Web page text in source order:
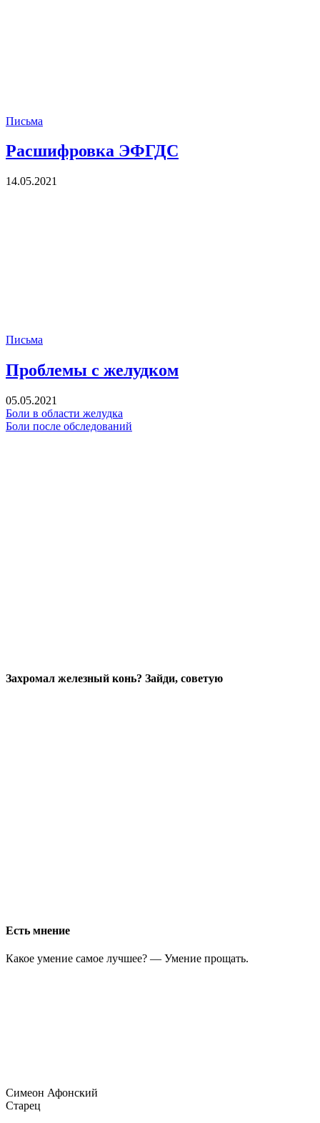
Письма
Расшифровка ЭФГДС
14.05.2021
Письма
Проблемы с желудком
05.05.2021
Боли в области желудка
Боли после обследований
Захромал железный конь? Зайди, советую
Есть мнение
Какое умение самое лучшее? — Умение прощать.
Симеон Афонский
Старец